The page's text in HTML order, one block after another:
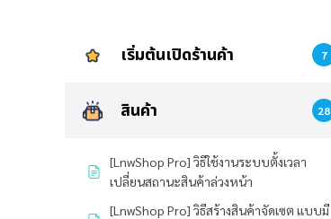
เริ่มต้นเปิดร้านค้า 7
สินค้า 28
[LnwShop Pro] วิธีใช้งานระบบตั้งเวลา
เปลี่ยนสถานะสินค้าล่วงหน้า
[LnwShop Pro] วิธีสร้างสินค้าจัดเซต แบบมี